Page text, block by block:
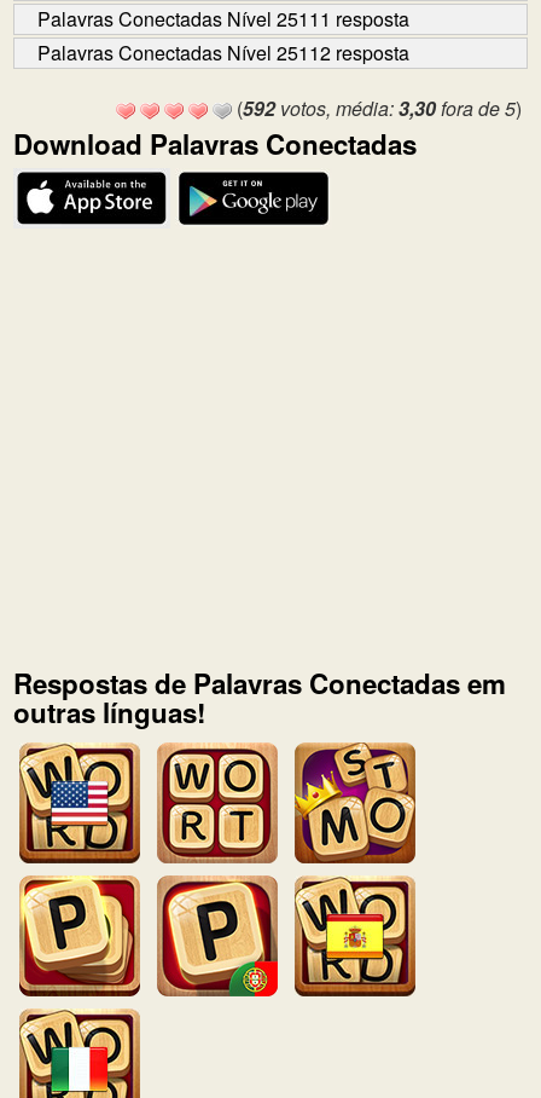
Palavras Conectadas Nível 25111 resposta
Palavras Conectadas Nível 25112 resposta
(592votos, média:3,30fora de 5)
Download Palavras Conectadas
Respostas de Palavras Conectadas em
outras línguas!